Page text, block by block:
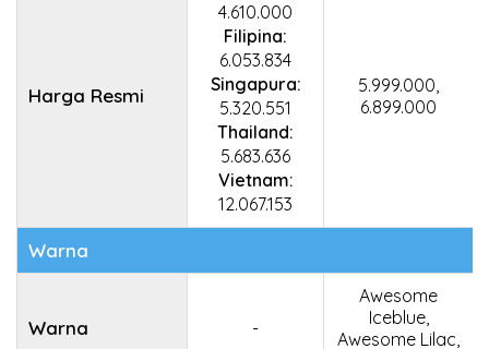
Harga Resmi
4.610.000
Filipina:
6.053.834
Singapura:
5.320.551
Thailand:
5.683.636
Vietnam:
12.067.153
5.999.000,
6.899.000
Warna
Warna -
Awesome
Iceblue,
Awesome Lilac,